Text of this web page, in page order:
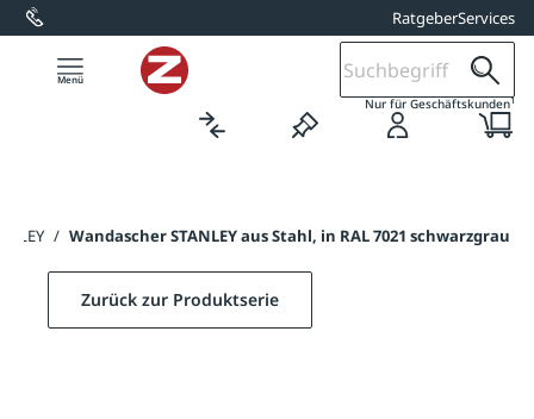
springen RatgeberServices
Nur für Geschäftskunden1
/ Wandascher STANLEY aus Stahl, in RAL 7021 schwarzgrau
Zurück zur Produktserie